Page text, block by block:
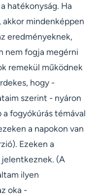
hatékonyság. Ha
mindenképpen
eredményeknek,
nem fogja megérni
remekül működnek
hogy -
szerint - nyáron
fogyókúrás témával
a napokon van
Ezeken a
(A
ilyen
oka -